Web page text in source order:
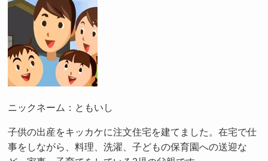
ニックネーム：ともいし
子供の出産をキッカケに注文住宅を建てました。在宅で仕
事をしながら、料理、洗濯、子どもの保育園への送迎な